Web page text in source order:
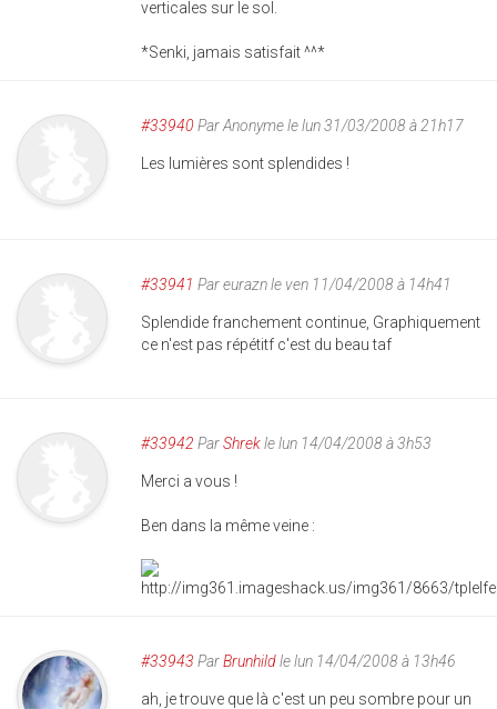
verticales sur le sol.
*Senki, jamais satisfait ^^*
#33940 ParAnonymele lun 31/03/2008 à 21h17
Les lumières sont splendides !
#33941 Pareuraznle ven 11/04/2008 à 14h41
Splendide franchement continue, Graphiquement
ce n'est pas répétitf c'est du beau taf
#33942 ParShrekle lun 14/04/2008 à 3h53
Merci a vous !
Ben dans la même veine :
#33943 ParBrunhildle lun 14/04/2008 à 13h46
ah, je trouve que là c'est un peu sombre pour un